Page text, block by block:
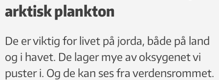
arktisk plankton
De er viktig for livet på jorda, både på land
og i havet. De lager mye av oksygenet vi
puster i. Og de kan ses fra verdensrommet.